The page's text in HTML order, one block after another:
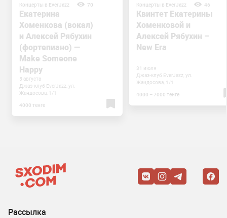
Концерты в EverJazz 70
Екатерина
Хоменкова (вокал)
и Алексей Рябухин
(фортепиано) —
Make Someone
Happy
5 августа
Джаз-клуб EverJazz, ул.
Жандосова, 1/1
4000 тенге
Концерты в EverJazz 46
Квинтет Екатерины
Хоменковой и
Алексей Рябухин –
New Era
31 июля
Джаз-клуб EverJazz, ул.
Жандосова, 1/1
4000 – 7000 тенге
Рассылка